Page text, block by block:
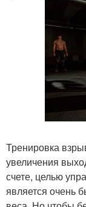
Тренировка
увеличения
счете, целью
является очень